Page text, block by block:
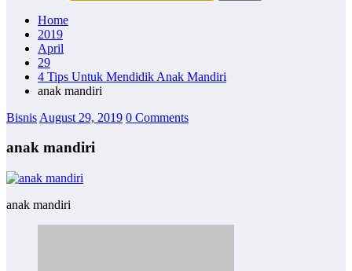
Home
2019
April
29
4 Tips Untuk Mendidik Anak Mandiri
anak mandiri
Bisnis August 29, 2019 0 Comments
anak mandiri
anak mandiri